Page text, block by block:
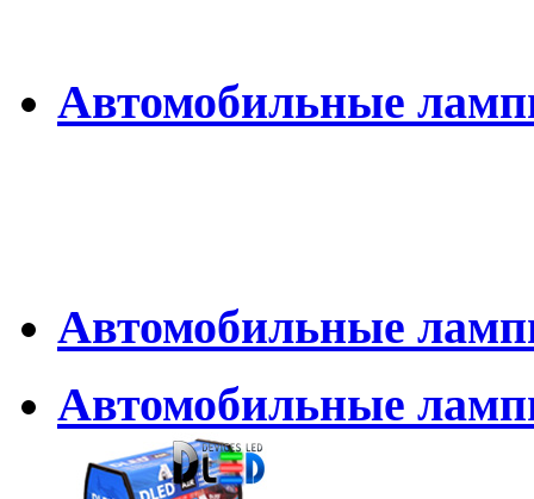
Автомобильные
Автомобильные
Автомобильные